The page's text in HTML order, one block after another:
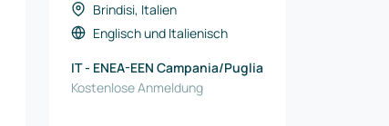
Brindisi, Italien
Englischund Italienisch
IT - ENEA-EEN Campania/Puglia
Kostenlose Anmeldung